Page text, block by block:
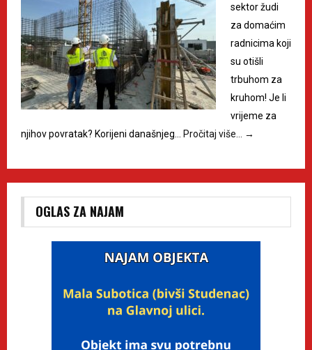
sektor žudi
za domaćim
radnicima koji
su otišli
trbuhom za
kruhom! Je li
vrijeme za
njihov povratak? Korijeni današnjeg… Pročitaj više… →
OGLAS ZA NAJAM